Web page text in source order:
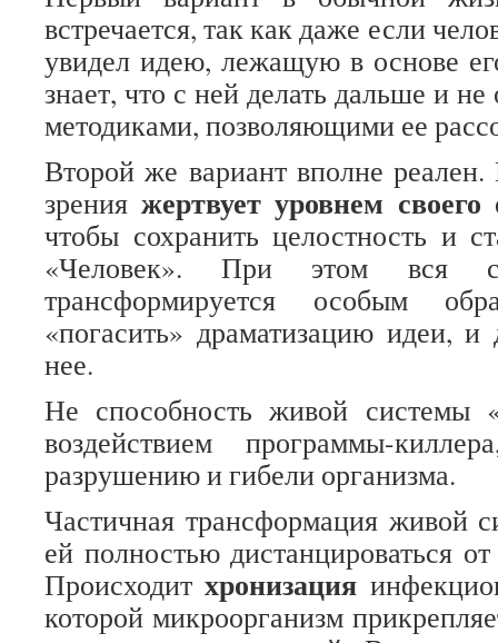
встречается, так как даже если
увидел идею, лежащую в основе
знает, что с ней делать дальше и
методиками, позволяющими ее
Второй же вариант вполне
зренияжертвует уровнем своего
чтобы сохранить целостность и
«Человек». При этом вся
трансформируется особым
«погасить» драматизацию идеи, и
нее.
Не способность живой системы
воздействием программы-
разрушению и гибели организма.
Частичная трансформация живой
ей полностью дистанцироваться
Происходит хронизация
которой микроорганизм